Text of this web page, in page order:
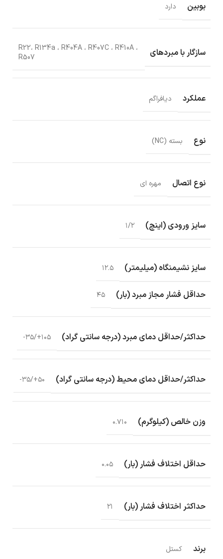
بوبین دارد
سازگار با مبردهای
R22، R134a ، R404A ، R407C ، R410A ،
R507
عملکرد دیافراگم
نوع بسته (NC)
نوع اتصال مهره ای
سایز ورودی (اینچ) ۱/۲
سایز نشیمنگاه (میلیمتر) ۱۲.۵
حداقل فشار مجاز مبرد (بار) ۴۵
حداکثر/حداقل دمای مبرد (درجه سانتی گراد) ۱۰۵+/۳۵-
حداکثر/حداقل دمای محیط (درجه سانتی گراد) ۵۰+/۳۵-
وزن خالص (کیلوگرم) ۰.۷۱۰
حداقل اختلاف فشار (بار) ۰.۰۵
حداکثر اختلاف فشار (بار) ۲۱
برند کستل